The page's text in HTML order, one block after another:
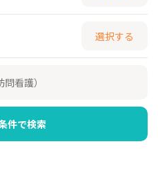
選択する
件で検索